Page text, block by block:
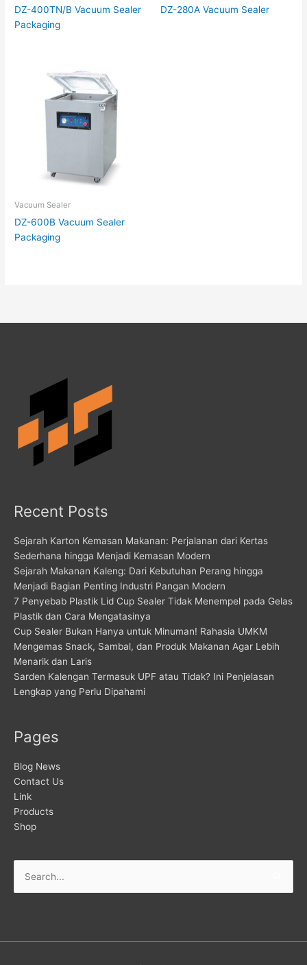
DZ-400TN/B Vacuum Sealer
Packaging
DZ-280A Vacuum Sealer
Vacuum Sealer
DZ-600B Vacuum Sealer
Packaging
Recent Posts
Sejarah Karton Kemasan Makanan: Perjalanan dari Kertas
Sederhana hingga Menjadi Kemasan Modern
Sejarah Makanan Kaleng: Dari Kebutuhan Perang hingga
Menjadi Bagian Penting Industri Pangan Modern
7 Penyebab Plastik Lid Cup Sealer Tidak Menempel pada Gelas
Plastik dan Cara Mengatasinya
Cup Sealer Bukan Hanya untuk Minuman! Rahasia UMKM
Mengemas Snack, Sambal, dan Produk Makanan Agar Lebih
Menarik dan Laris
Sarden Kalengan Termasuk UPF atau Tidak? Ini Penjelasan
Lengkap yang Perlu Dipahami
Pages
Blog News
Contact Us
Link
Products
Shop